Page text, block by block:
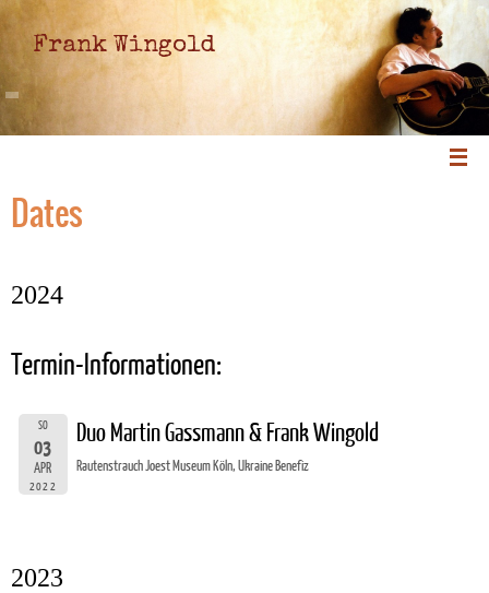
Frank Wingold
Dates
2024
Termin-Informationen:
SO
03
APR
2022
Duo Martin Gassmann & Frank Wingold
Rautenstrauch Joest Museum Köln, Ukraine Benefiz
2023